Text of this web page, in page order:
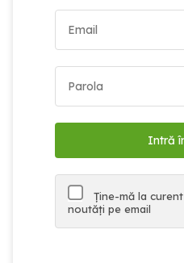
Ține-mă la
noutăți pe email